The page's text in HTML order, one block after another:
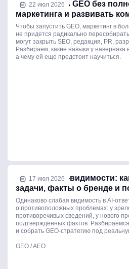
22 июл 2026
Как внедрить GEO без
маркетинга и развивать
Чтобы запустить GEO, маркетинг в
не придется радикально
могут закрыть SEO, редакция, PR,
Разбираем, какие навыки у
а чему ей еще предстоит научиться.
17 июл 2026
Стратегия AI-видимости:
задачи, факты о бренде и
Одинаково слабая видимость в AI-
о противоположных проблемах: у
противоречивых сведений, у нового
подтвержденных фактов.
и собрать GEO-стратегию под
GEO / AEO